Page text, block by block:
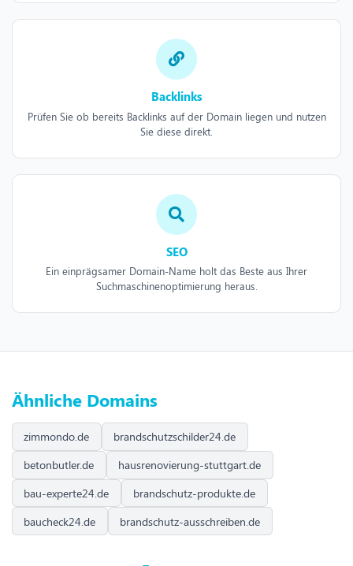
Backlinks
Prüfen Sie ob bereits Backlinks auf der Domain liegen und nutzen
Sie diese direkt.
SEO
Ein einprägsamer Domain-Name holt das Beste aus Ihrer
Suchmaschinenoptimierung heraus.
Ähnliche Domains
zimmondo.de
brandschutzschilder24.de
betonbutler.de
hausrenovierung-stuttgart.de
bau-experte24.de
brandschutz-produkte.de
baucheck24.de
brandschutz-ausschreiben.de